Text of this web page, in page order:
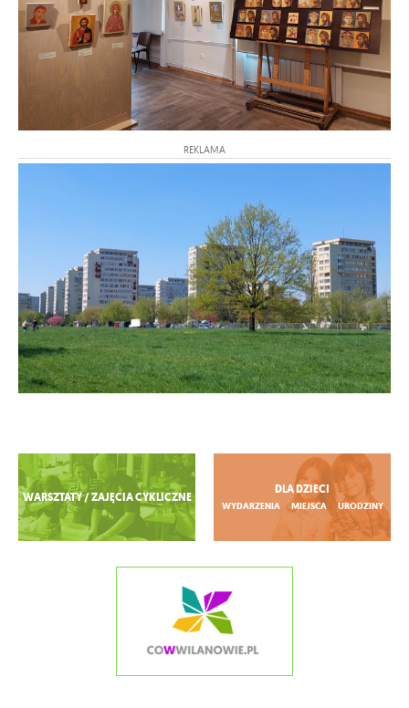
REKLAMA
Zobacz więcej
WARSZTATY / ZAJĘCIA CYKLICZNE
DLA DZIECI
WYDARZENIA MIEJSCA URODZINY